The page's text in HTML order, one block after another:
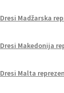
Dresi Madžarska
Dresi Makedonija
Dresi Malta